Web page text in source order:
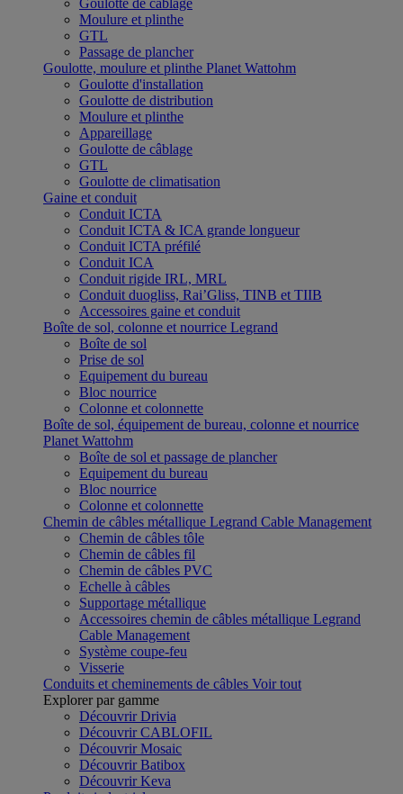
Goulotte de câblage
Moulure et plinthe
GTL
Passage de plancher
Goulotte, moulure et plinthe Planet Wattohm
Goulotte d'installation
Goulotte de distribution
Moulure et plinthe
Appareillage
Goulotte de câblage
GTL
Goulotte de climatisation
Gaine et conduit
Conduit ICTA
Conduit ICTA & ICA grande longueur
Conduit ICTA préfilé
Conduit ICA
Conduit rigide IRL, MRL
Conduit duogliss, Rai’Gliss, TINB et TIIB
Accessoires gaine et conduit
Boîte de sol, colonne et nourrice Legrand
Boîte de sol
Prise de sol
Equipement du bureau
Bloc nourrice
Colonne et colonnette
Boîte de sol, équipement de bureau, colonne et nourrice
Planet Wattohm
Boîte de sol et passage de plancher
Equipement du bureau
Bloc nourrice
Colonne et colonnette
Chemin de câbles métallique Legrand Cable Management
Chemin de câbles tôle
Chemin de câbles fil
Chemin de câbles PVC
Echelle à câbles
Supportage métallique
Accessoires chemin de câbles métallique Legrand
Cable Management
Système coupe-feu
Visserie
Conduits et cheminements de câbles Voir tout
Explorer par gamme
Découvrir Drivia
Découvrir CABLOFIL
Découvrir Mosaic
Découvrir Batibox
Découvrir Keva